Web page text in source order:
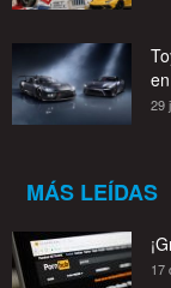
29
MÁS LEÍDAS
17